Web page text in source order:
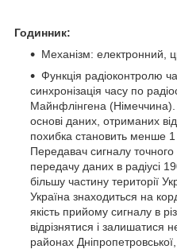
Годинник:
Механізм: електронний,
Функція радіоконтролю
синхронізація часу по
Майнфлінгена
основі даних, отриманих
похибка становить менше 1
Передавач сигналу
передачу даних в радіусі
більшу частину території
Україна знаходиться на
якість прийому сигналу в
відрізнятися і залишатися
районах Дніпропетровської,